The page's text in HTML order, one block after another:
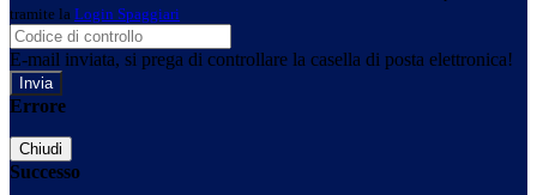
tramite la Login Spaggiari
E-mail inviata, si prega di controllare la casella di posta elettronica!
Errore
Chiudi
Successo